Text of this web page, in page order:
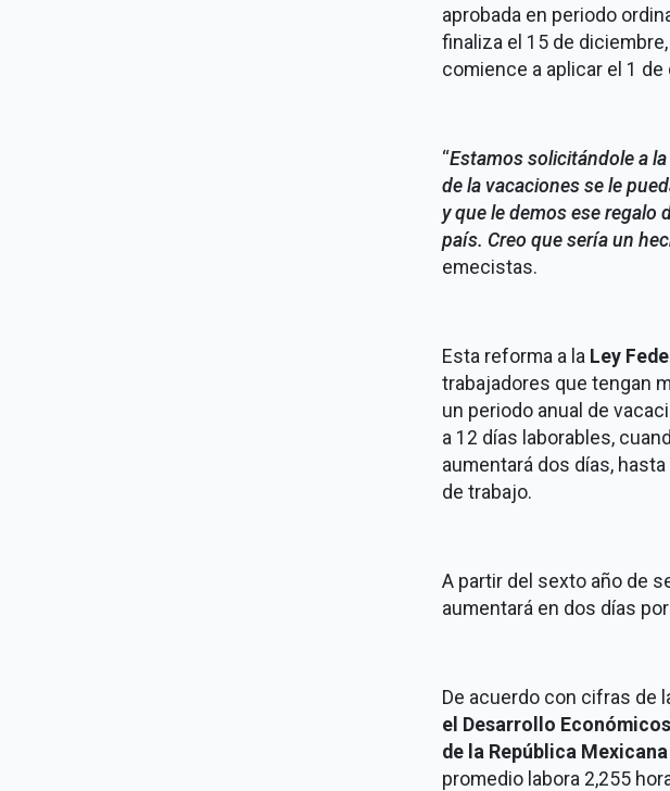
aprobada en periodo
finaliza el 15 de
comience a aplicar el 1 de
“Estamos solicitándole a
de la vacaciones se le
y que le demos ese regalo
país. Creo que sería un
emecistas.
Esta reforma a la Ley
trabajadores que tengan
un periodo anual de
a 12 días laborables,
aumentará dos días,
de trabajo.
A partir del sexto año de
aumentará en dos días
De acuerdo con cifras de
el Desarrollo Económicos
de la República Mexicana
promedio labora 2,255